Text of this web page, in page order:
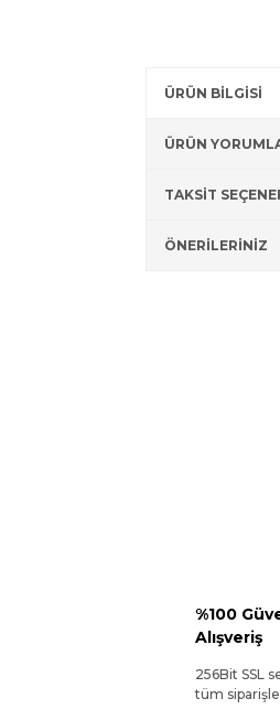
ÜRÜN BİLGİSİ
ÜRÜN
TAKSİT
ÖNERİLERİNİZ
%100
Alışveriş
256Bit SSL
tüm